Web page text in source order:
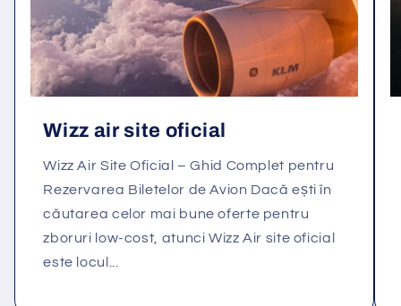
Wizz air site oficial
Wizz Air Site Oficial – Ghid Complet pentru
Rezervarea Biletelor de Avion Dacă ești în
căutarea celor mai bune oferte pentru
zboruri low-cost, atunci Wizz Air site oficial
este locul...